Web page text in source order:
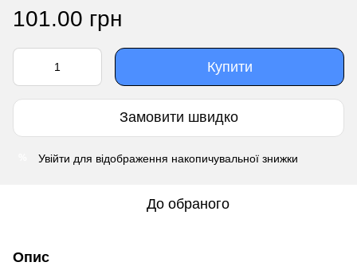
101.00 грн
Купити
Замовити швидко
Увійти для відображення накопичувальної знижки
До обраного
Опис